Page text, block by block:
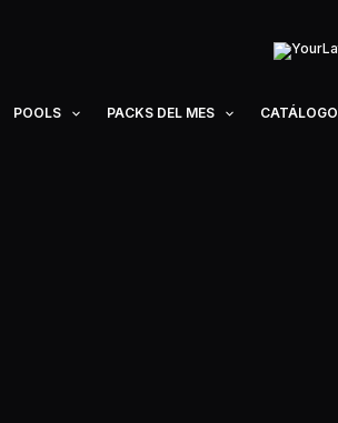
POOLS PACKS DEL MES CATÁLOGO